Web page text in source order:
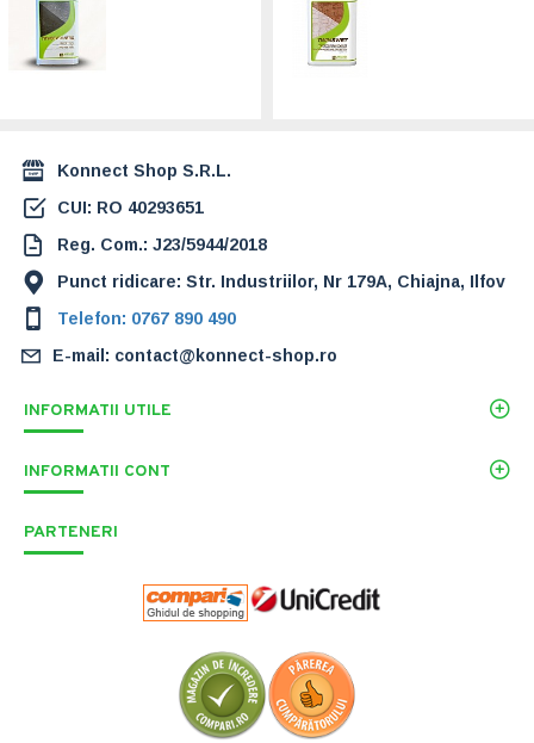
Konnect Shop S.R.L.
CUI: RO 40293651
Reg. Com.: J23/5944/2018
Punct ridicare: Str. Industriilor, Nr 179A, Chiajna, Ilfov
Telefon: 0767 890 490
E-mail: contact@konnect-shop.ro
INFORMATII UTILE
INFORMATII CONT
PARTENERI